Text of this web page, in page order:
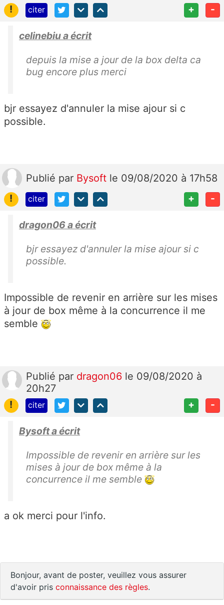
!
citer + -
celinebiu a écrit
depuis la mise a jour de la box delta ca
bug encore plus merci
bjr essayez d'annuler la mise ajour si c
possible.
Publié par Bysoft le 09/08/2020 à 17h58
!
citer + -
dragon06 a écrit
bjr essayez d'annuler la mise ajour si c
possible.
Impossible de revenir en arrière sur les mises
à jour de box même à la concurrence il me
semble
Publié par dragon06 le 09/08/2020 à
20h27
!
citer + -
Bysoft a écrit
Impossible de revenir en arrière sur les
mises à jour de box même à la
concurrence il me semble
a ok merci pour l'info.
Bonjour, avant de poster, veuillez vous assurer
d'avoir pris connaissance des règles.